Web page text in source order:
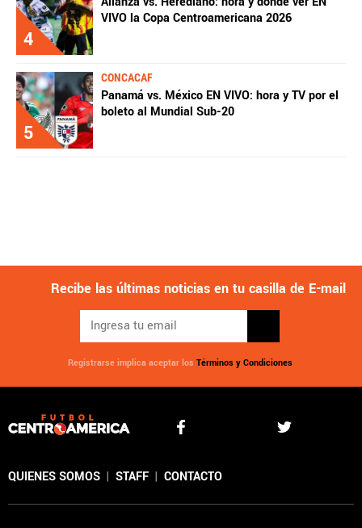
4
VIVO la Copa Centroamericana 2026
5
CONCACAF
Panamá vs. México EN VIVO: hora y TV por el
boleto al Mundial Sub-20
Recibe las últimas noticias en tu casilla de E-mail
Registrarse implica aceptar los Términos y Condiciones
QUIENES SOMOS | STAFF | CONTACTO